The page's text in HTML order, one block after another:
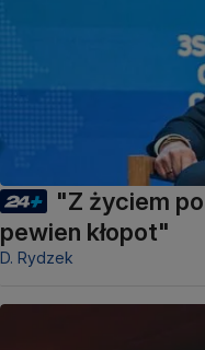
"Z życiem
pewien kłopot"
D. Rydzek